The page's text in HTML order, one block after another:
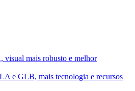
mais robusto e melhor
e GLB, mais tecnologia e recursos